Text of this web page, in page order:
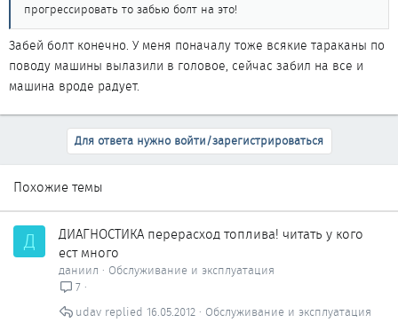
прогрессировать то забью болт на это!
Забей болт конечно. У меня поначалу тоже всякие тараканы по
поводу машины вылазили в головое, сейчас забил на все и
машина вроде радует.
Для ответа нужно войти/зарегистрироваться
Похожие темы
Д
ДИАГНОСТИКА перерасход топлива! читать у кого
ест много
даниил
Обслуживание и эксплуатация
7
Обслуживание и эксплуатация
16.05.2012
udav